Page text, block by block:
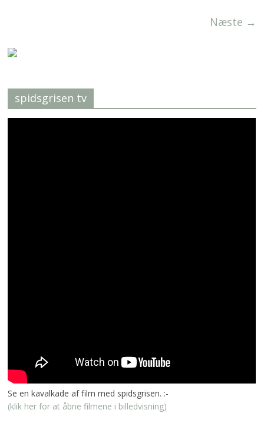
Næste →
spidsgrisen tv
Se en kavalkade af film med spidsgrisen. :-
(klik her for at åbne filmene i billedvisning)